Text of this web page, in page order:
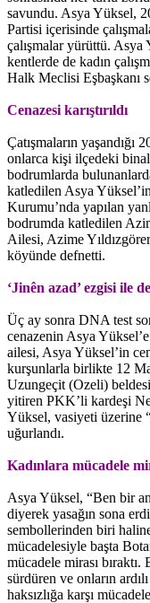
savundu. Asya Yüksel,
Partisi içerisinde
çalışmalar yürüttü.
kentlerde de kadın
Halk Meclisi Eşbaşkanı
Cenazesi karıştırıldı
Çatışmaların yaşandığı
onlarca kişi ilçedeki
bodrumlarda
katledilen Asya
Kurumu’nda yapılan
bodrumda katledilen
Ailesi, Azime
köyünde defnetti.
‘Jinên azad’ ezgisi ile
Üç ay sonra DNA test
cenazenin Asya
ailesi, Asya Yüksel’in
kurşunlarla birlikte 12
Uzungeçit (Ozeli)
yitiren PKK’li kardeşi
Yüksel, vasiyeti üzerine
uğurlandı.
Kadınlara mücadele
Asya Yüksel, “Ben bir
diyerek yasağın sona
sembollerinden biri
mücadelesiyle başta
mücadele mirası
sürdüren ve onların
haksızlığa karşı